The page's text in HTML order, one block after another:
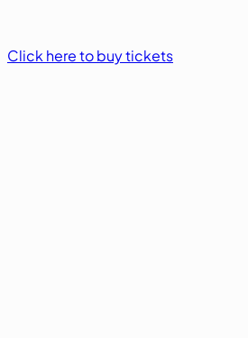
Click here to buy tickets